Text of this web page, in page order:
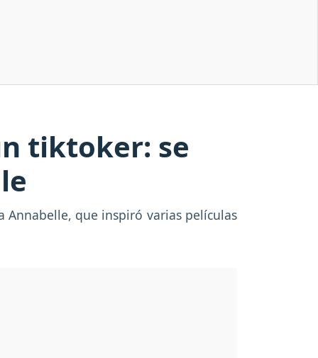
tiktoker: se
Annabelle, que inspiró varias películas